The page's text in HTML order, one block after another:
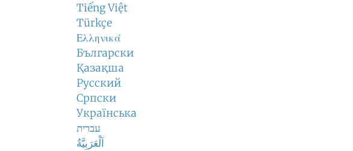
Tiếng Việt
Türkçe
Ελληνικά
Български
Қазақша
Русский
Српски
Українська
עברית
اَلْعَرَبِيَّةُ